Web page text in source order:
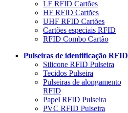
LF RFID Cartões
HF RFID Cartões
UHF RFID Cartões
Cartões especiais RFID
RFID Combo Cartão
Pulseiras de identificação RFID
Silicone RFID Pulseira
Tecidos Pulseira
Pulseiras de alongamento
RFID
Papel RFID Pulseira
PVC RFID Pulseira